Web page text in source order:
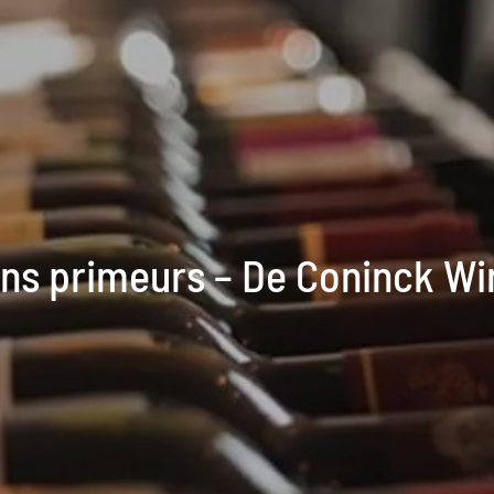
primeurs – De Coninck